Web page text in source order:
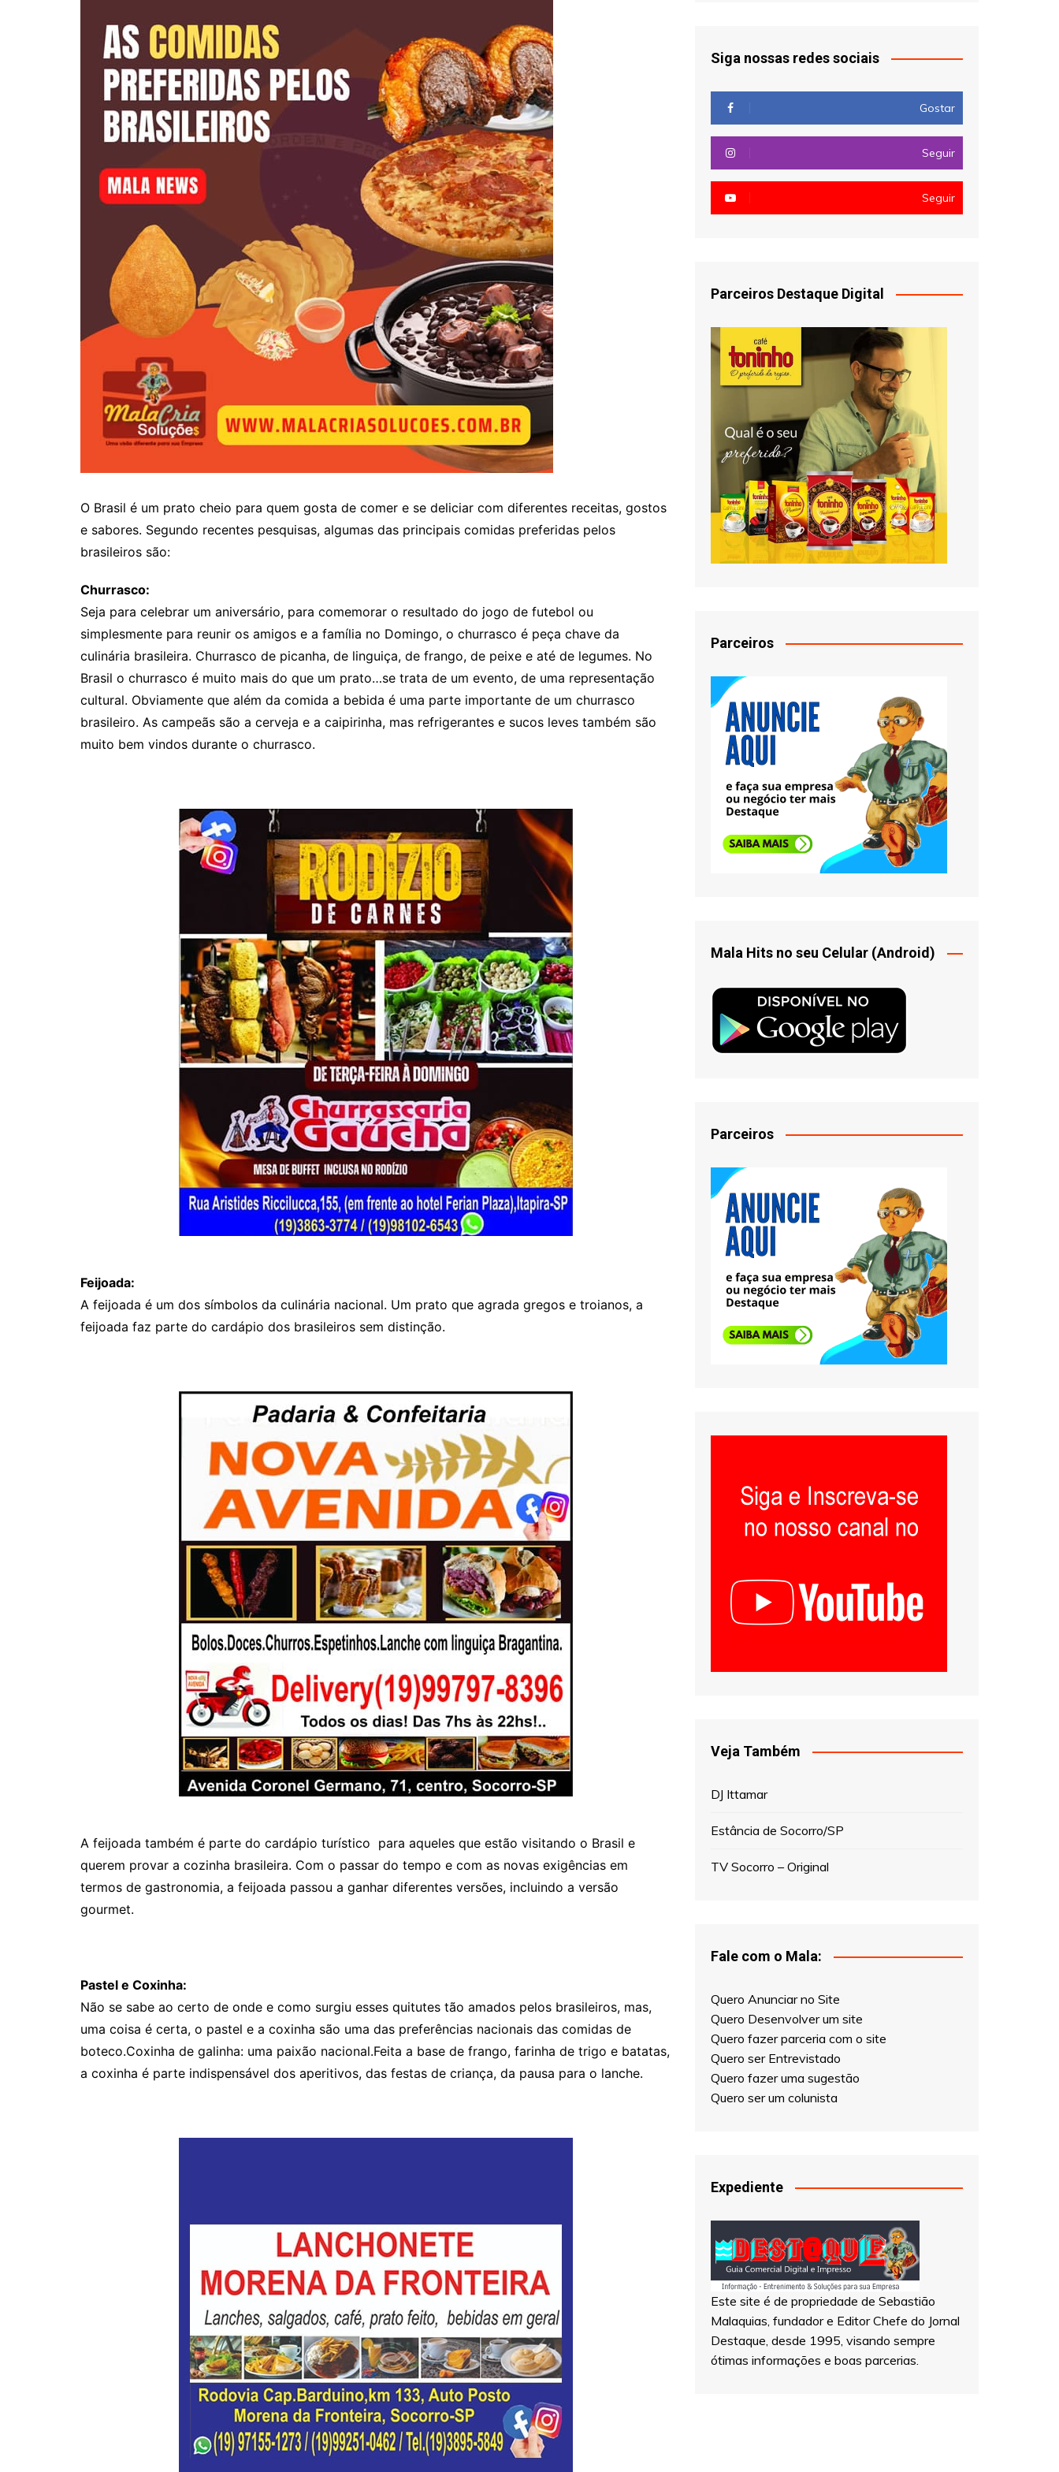
O Brasil é um prato cheio para quem gosta de comer e se deliciar com diferentes receitas, gostos
e sabores. Segundo recentes pesquisas, algumas das principais comidas preferidas pelos
brasileiros são:
Churrasco:
Seja para celebrar um aniversário, para comemorar o resultado do jogo de futebol ou
simplesmente para reunir os amigos e a família no Domingo, o churrasco é peça chave da
culinária brasileira. Churrasco de picanha, de linguiça, de frango, de peixe e até de legumes. No
Brasil o churrasco é muito mais do que um prato…se trata de um evento, de uma representação
cultural. Obviamente que além da comida a bebida é uma parte importante de um churrasco
brasileiro. As campeãs são a cerveja e a caipirinha, mas refrigerantes e sucos leves também são
muito bem vindos durante o churrasco.
Feijoada:
A feijoada é um dos símbolos da culinária nacional. Um prato que agrada gregos e troianos, a
feijoada faz parte do cardápio dos brasileiros sem distinção.
A feijoada também é parte do cardápio turístico para aqueles que estão visitando o Brasil e
querem provar a cozinha brasileira. Com o passar do tempo e com as novas exigências em
termos de gastronomia, a feijoada passou a ganhar diferentes versões, incluindo a versão
gourmet.
Pastel e Coxinha:
Não se sabe ao certo de onde e como surgiu esses quitutes tão amados pelos brasileiros, mas,
uma coisa é certa, o pastel e a coxinha são uma das preferências nacionais das comidas de
boteco.Coxinha de galinha: uma paixão nacional.Feita a base de frango, farinha de trigo e batatas,
a coxinha é parte indispensável dos aperitivos, das festas de criança, da pausa para o lanche.
Siga nossas redes sociais
Gostar
Seguir
Seguir
Parceiros Destaque Digital
Parceiros
Mala Hits no seu Celular (Android)
Parceiros
Veja Também
DJ Ittamar
Estância de Socorro/SP
Fale com o Mala:
Quero Anunciar no Site
Quero Desenvolver um site
Quero fazer parceria com o site
Quero ser Entrevistado
Expediente
Este site é de propriedade de Sebastião
Malaquias, fundador e Editor Chefe do Jornal